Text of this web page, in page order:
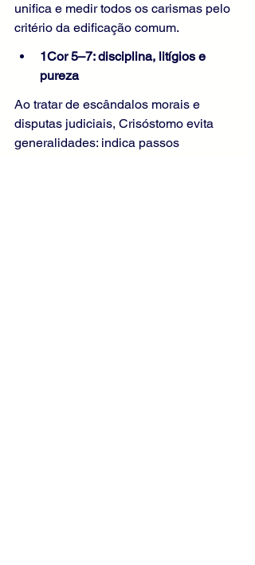
unifica e medir todos os carismas pelo
critério da edificação comum.
1Cor 5–7: disciplina, litígios e
pureza
Ao tratar de escândalos morais e
disputas judiciais, Crisóstomo evita
generalidades: indica passos